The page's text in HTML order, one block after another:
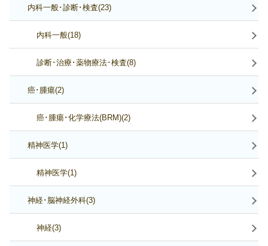
内科一般･診断･検査(23)
内科一般(18)
診断･治療･薬物療法･検査(8)
癌･腫瘍(2)
癌･腫瘍･化学療法(BRM)(2)
精神医学(1)
精神医学(1)
神経･脳神経外科(3)
神経(3)